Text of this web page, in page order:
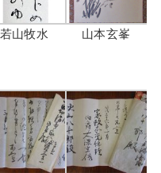
若山牧水 山本玄峯